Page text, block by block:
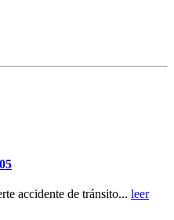
accidente de tránsito... leer